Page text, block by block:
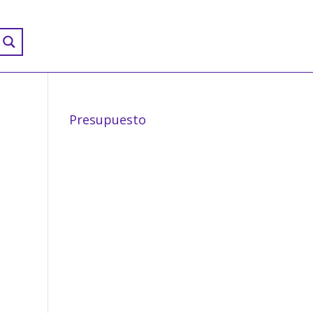
Presupuesto